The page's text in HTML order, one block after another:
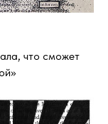
что сможет